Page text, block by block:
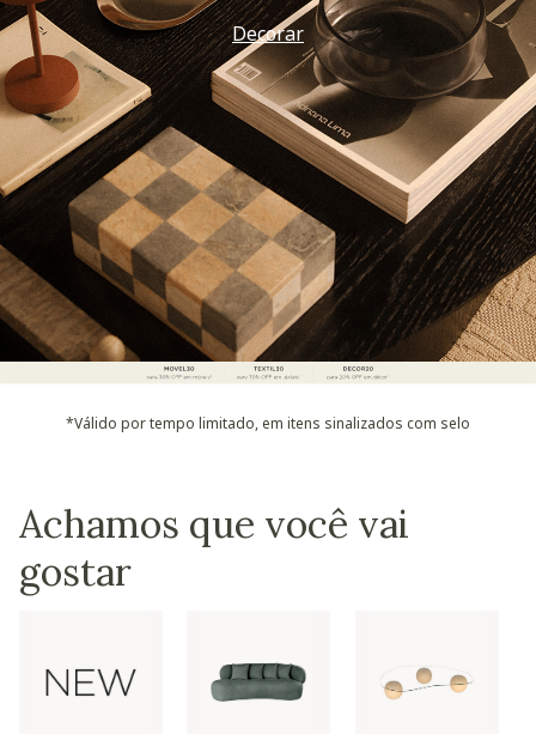
Decorar
*Válido por tempo limitado, em itens sinalizados com selo
Achamos que você vai
gostar